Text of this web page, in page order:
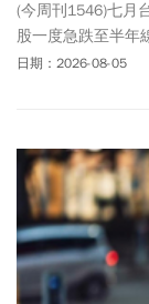
(今周刊1546)七月
股一度急跌至半年
足，後市需觀察成
日期：2026-08-05